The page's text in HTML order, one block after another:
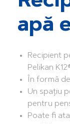
apă
Recipient
Pelikan
În formă
Un spațiu
pentru
Poate fi